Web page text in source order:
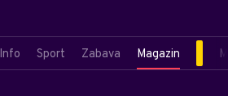
Info Sport Zabava Magazin